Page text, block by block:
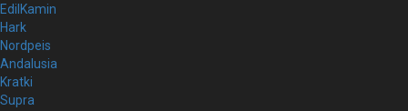
EdilKamin
Hark
Nordpeis
Andalusia
Kratki
Supra